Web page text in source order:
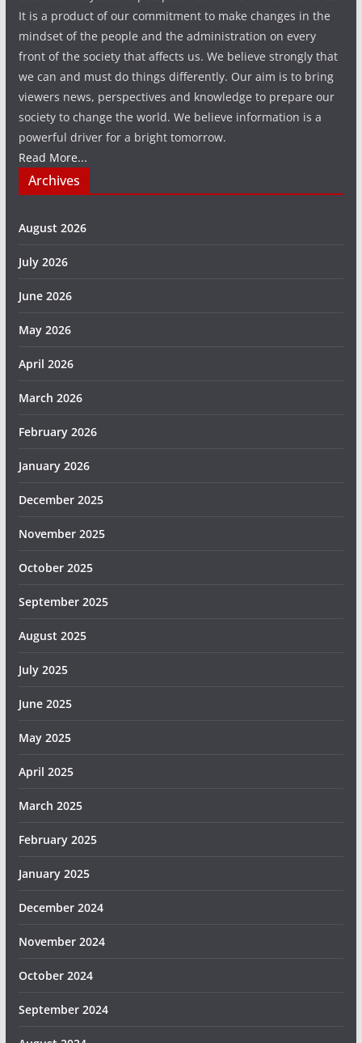
It is a product of our commitment to make changes in the
mindset of the people and the administration on every
front of the society that affects us. We believe strongly that
we can and must do things differently. Our aim is to bring
viewers news, perspectives and knowledge to prepare our
society to change the world. We believe information is a
powerful driver for a bright tomorrow.
Read More...
Archives
August 2026
July 2026
June 2026
May 2026
April 2026
March 2026
February 2026
January 2026
December 2025
November 2025
October 2025
September 2025
August 2025
July 2025
June 2025
May 2025
April 2025
March 2025
February 2025
January 2025
December 2024
November 2024
October 2024
September 2024